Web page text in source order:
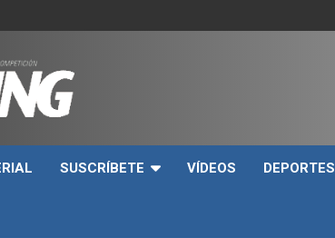
SUSCRÍBETE VÍDEOS DEPORTES